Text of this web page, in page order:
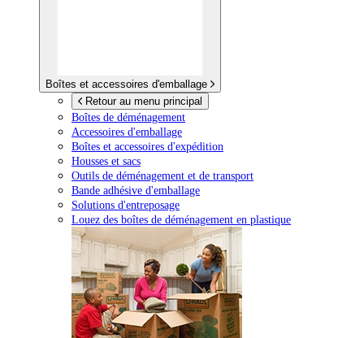
Boîtes et accessoires d'emballage
Retour au menu principal
Boîtes de déménagement
Accessoires d'emballage
Boîtes et accessoires d'expédition
Housses et sacs
Outils de déménagement et de transport
Bande adhésive d'emballage
Solutions d'entreposage
Louez des boîtes de déménagement en plastique